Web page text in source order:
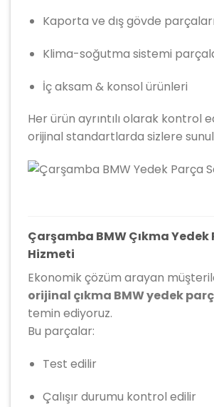
Kaporta ve dış gövde parçaları
Klima-soğutma sistemi
İç aksam & konsol ürünleri
Her ürün ayrıntılı olarak kontrol
orijinal standartlarda sizlere
Çarşamba BMW Çıkma Yedek
Hizmeti
Ekonomik çözüm arayan
orijinal çıkma BMW yedek
temin ediyoruz.
Bu parçalar:
Test edilir
Çalışır durumu kontrol edilir